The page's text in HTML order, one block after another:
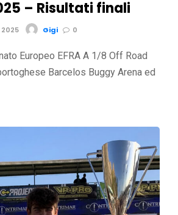
– Risultati finali
Gigi 0
Europeo EFRA A 1/8 Off Road
Barcelos Buggy Arena ed